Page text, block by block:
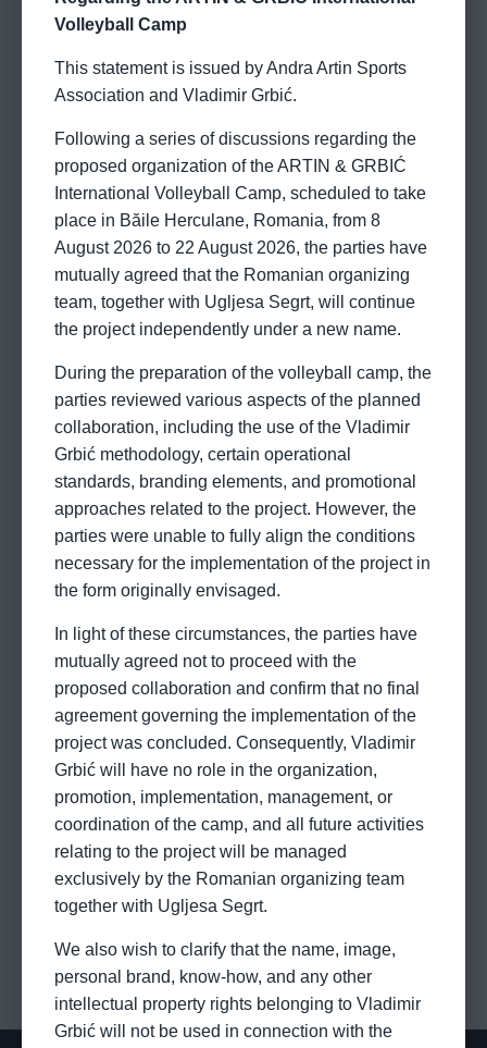
Volleyball Camp
This statement is issued by Andra Artin Sports
Association and Vladimir Grbić.
Following a series of discussions regarding the
proposed organization of the ARTIN & GRBIĆ
International Volleyball Camp, scheduled to take
place in Băile Herculane, Romania, from 8
August 2026 to 22 August 2026, the parties have
mutually agreed that the Romanian organizing
team, together with Ugljesa Segrt, will continue
the project independently under a new name.
During the preparation of the volleyball camp, the
parties reviewed various aspects of the planned
collaboration, including the use of the Vladimir
Grbić methodology, certain operational
standards, branding elements, and promotional
approaches related to the project. However, the
parties were unable to fully align the conditions
necessary for the implementation of the project in
the form originally envisaged.
In light of these circumstances, the parties have
mutually agreed not to proceed with the
proposed collaboration and confirm that no final
agreement governing the implementation of the
project was concluded. Consequently, Vladimir
Grbić will have no role in the organization,
promotion, implementation, management, or
coordination of the camp, and all future activities
relating to the project will be managed
exclusively by the Romanian organizing team
together with Ugljesa Segrt.
We also wish to clarify that the name, image,
personal brand, know-how, and any other
intellectual property rights belonging to Vladimir
Grbić will not be used in connection with the
Español